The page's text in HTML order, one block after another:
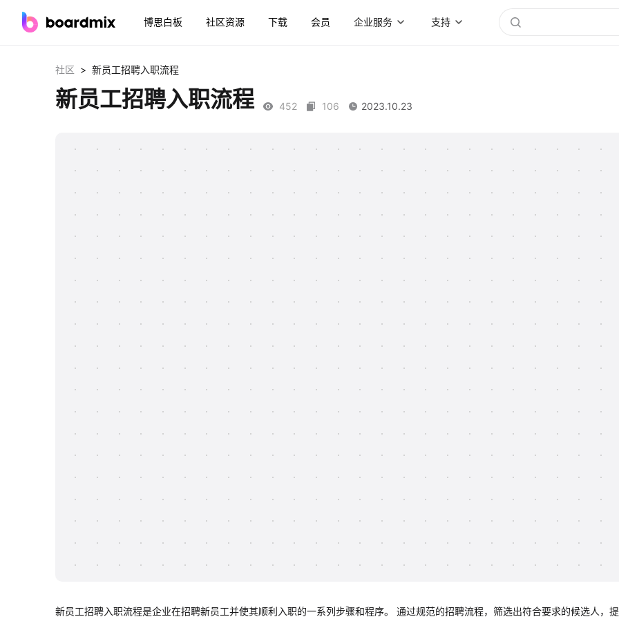
博思白板 社区资源 下载 会员 企业服务 支持
社区 > 新员工招聘入职流程
新员工招聘入职流程 452 106 2023.10.23
新员工招聘入职流程是企业在招聘新员工并使其顺利入职的一系列步骤和程序。 通过规范的招聘流程，筛选出符合要求的候选人，